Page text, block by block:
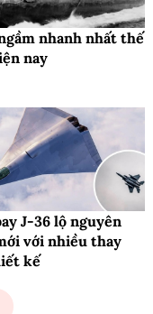
nhanh nhất thế
nay
J-36 lộ nguyên
với nhiều thay
kế